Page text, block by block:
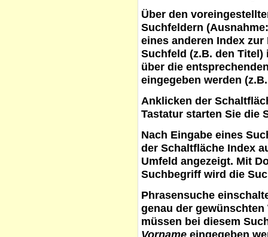
Über den
Suchfeldern
eines anderen Index
Suchfeld (z.B. den
über die
eingegeben werden
Anklicken der
Tastatur starten Sie die
Nach Eingabe eines
der Schaltfläche Index
Umfeld angezeigt. Mit
Suchbegriff wird die
Phrasensuche
genau der
müssen bei diesem
Vorname eingegeben